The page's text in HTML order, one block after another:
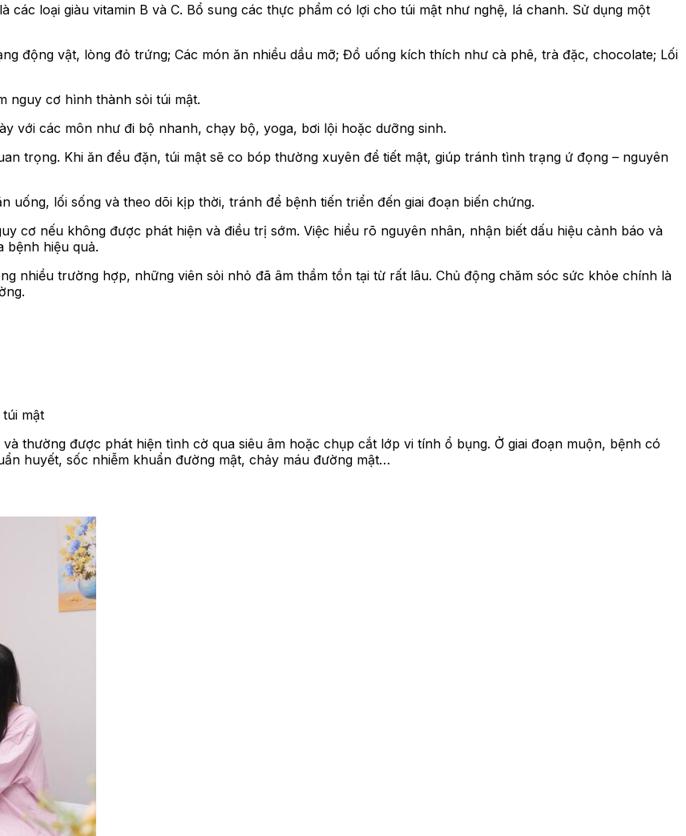
loại giàu vitamin B và C. Bổ sung các thực phẩm có lợi cho túi mật như nghệ, lá chanh. Sử dụng một
động vật, lòng đỏ trứng; Các món ăn nhiều dầu mỡ; Đồ uống kích thích như cà phê, trà đặc, chocolate; Lối
nguy cơ hình thành sỏi túi mật.
với các môn như đi bộ nhanh, chạy bộ, yoga, bơi lội hoặc dưỡng sinh.
trọng. Khi ăn đều đặn, túi mật sẽ co bóp thường xuyên để tiết mật, giúp tránh tình trạng ứ đọng – nguyên
uống, lối sống và theo dõi kịp thời, tránh để bệnh tiến triển đến giai đoạn biến chứng.
cơ nếu không được phát hiện và điều trị sớm. Việc hiểu rõ nguyên nhân, nhận biết dấu hiệu cảnh báo và
bệnh hiệu quả.
nhiều trường hợp, những viên sỏi nhỏ đã âm thầm tồn tại từ rất lâu. Chủ động chăm sóc sức khỏe chính là
mật
thường được phát hiện tình cờ qua siêu âm hoặc chụp cắt lớp vi tính ổ bụng. Ở giai đoạn muộn, bệnh có
huyết, sốc nhiễm khuẩn đường mật, chảy máu đường mật…